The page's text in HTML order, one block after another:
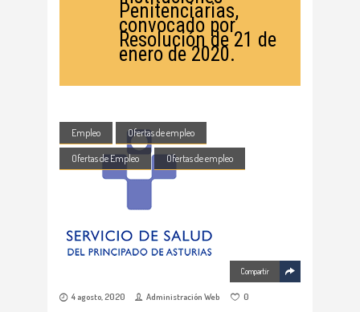
Penitenciarias,
convocado por
Resolución de 21 de
enero de 2020.
Empleo Ofertas de empleo
Ofertas de Empleo Ofertas de empleo
Compartir
4 agosto, 2020 Administración Web 0